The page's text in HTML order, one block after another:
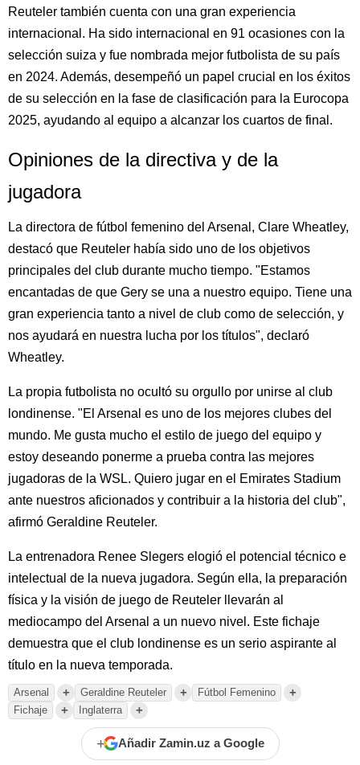
Reuteler también cuenta con una gran experiencia
internacional. Ha sido internacional en 91 ocasiones con la
selección suiza y fue nombrada mejor futbolista de su país
en 2024. Además, desempeñó un papel crucial en los éxitos
de su selección en la fase de clasificación para la Eurocopa
2025, ayudando al equipo a alcanzar los cuartos de final.
Opiniones de la directiva y de la
jugadora
La directora de fútbol femenino del Arsenal, Clare Wheatley,
destacó que Reuteler había sido uno de los objetivos
principales del club durante mucho tiempo. "Estamos
encantadas de que Gery se una a nuestro equipo. Tiene una
gran experiencia tanto a nivel de club como de selección, y
nos ayudará en nuestra lucha por los títulos", declaró
Wheatley.
La propia futbolista no ocultó su orgullo por unirse al club
londinense. "El Arsenal es uno de los mejores clubes del
mundo. Me gusta mucho el estilo de juego del equipo y
estoy deseando ponerme a prueba contra las mejores
jugadoras de la WSL. Quiero jugar en el Emirates Stadium
ante nuestros aficionados y contribuir a la historia del club",
afirmó Geraldine Reuteler.
La entrenadora Renee Slegers elogió el potencial técnico e
intelectual de la nueva jugadora. Según ella, la preparación
física y la visión de juego de Reuteler llevarán al
mediocampo del Arsenal a un nuevo nivel. Este fichaje
demuestra que el club londinense es un serio aspirante al
título en la nueva temporada.
Arsenal + Geraldine Reuteler + Fútbol Femenino +
Fichaje + Inglaterra +
+ Añadir Zamin.uz a Google